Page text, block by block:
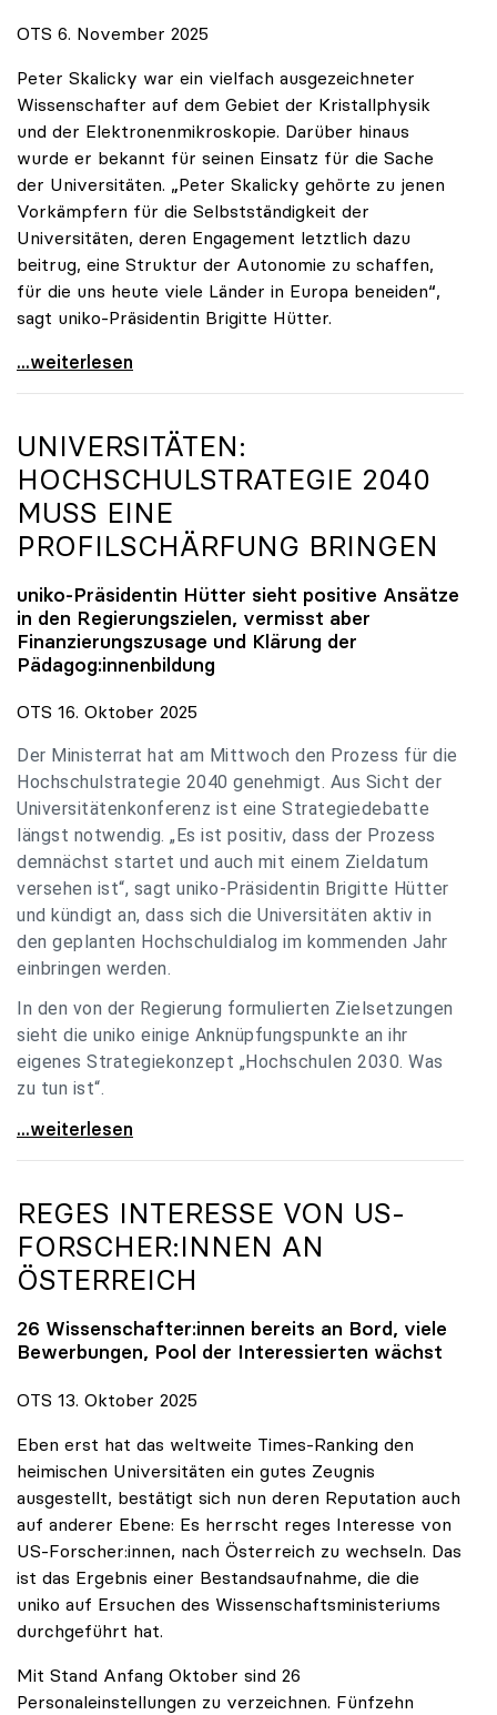
OTS 6. November 2025
Peter Skalicky war ein vielfach ausgezeichneter
Wissenschafter auf dem Gebiet der Kristallphysik
und der Elektronenmikroskopie. Darüber hinaus
wurde er bekannt für seinen Einsatz für die Sache
der Universitäten. „Peter Skalicky gehörte zu jenen
Vorkämpfern für die Selbstständigkeit der
Universitäten, deren Engagement letztlich dazu
beitrug, eine Struktur der Autonomie zu schaffen,
für die uns heute viele Länder in Europa beneiden“,
sagt uniko-Präsidentin Brigitte Hütter.
uniko trauert um ehemaligen Präsidenten Peter
...weiterlesen
UNIVERSITÄTEN:
HOCHSCHULSTRATEGIE 2040
MUSS EINE
PROFILSCHÄRFUNG BRINGEN
uniko-Präsidentin Hütter sieht positive Ansätze
in den Regierungszielen, vermisst aber
Finanzierungszusage und Klärung der
Pädagog:innenbildung
OTS 16. Oktober 2025
Der Ministerrat hat am Mittwoch den Prozess für die
Hochschulstrategie 2040 genehmigt. Aus Sicht der
Universitätenkonferenz ist eine Strategiedebatte
längst notwendig. „Es ist positiv, dass der Prozess
demnächst startet und auch mit einem Zieldatum
versehen ist“, sagt uniko-Präsidentin Brigitte Hütter
und kündigt an, dass sich die Universitäten aktiv in
den geplanten Hochschuldialog im kommenden Jahr
einbringen werden.
In den von der Regierung formulierten Zielsetzungen
sieht die uniko einige Anknüpfungspunkte an ihr
eigenes Strategiekonzept „Hochschulen 2030. Was
zu tun ist“.
Universitäten: Hochschulstrategie 2040 muss eine
...weiterlesen
REGES INTERESSE VON US-
FORSCHER:INNEN AN
ÖSTERREICH
26 Wissenschafter:innen bereits an Bord, viele
Bewerbungen, Pool der Interessierten wächst
OTS 13. Oktober 2025
Eben erst hat das weltweite Times-Ranking den
heimischen Universitäten ein gutes Zeugnis
ausgestellt, bestätigt sich nun deren Reputation auch
auf anderer Ebene: Es herrscht reges Interesse von
US-Forscher:innen, nach Österreich zu wechseln. Das
ist das Ergebnis einer Bestandsaufnahme, die die
uniko auf Ersuchen des Wissenschaftsministeriums
durchgeführt hat.
Mit Stand Anfang Oktober sind 26
Personaleinstellungen zu verzeichnen. Fünfzehn